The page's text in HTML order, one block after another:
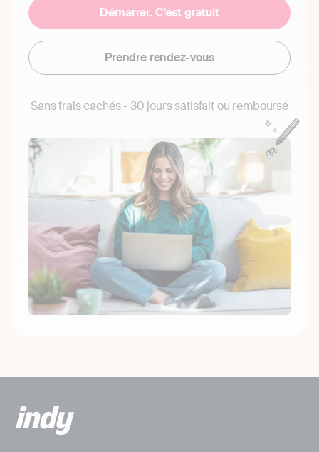
Démarrer. C'est gratuit
Prendre rendez-vous
Sans frais cachés - 30 jours satisfait ou remboursé